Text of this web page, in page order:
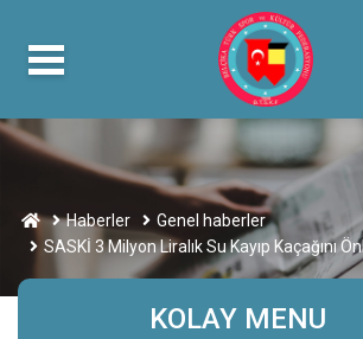
Haberler
Genel haberler
SASKİ 3 Milyon Liralık Su Kayıp Kaçağını
KOLAY MENU